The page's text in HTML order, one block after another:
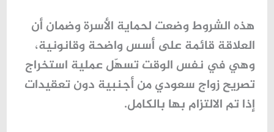
هذه الشروط وضعت لحماية الأسرة وضمان أن
العلاقة قائمة على أسس واضحة وقانونية،
وهي في نفس الوقت تسهّل عملية استخراج
تصريح زواج سعودي من أجنبية دون تعقيدات
إذا تم الالتزام بها بالكامل.